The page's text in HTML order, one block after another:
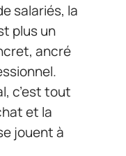
salariés, la
plus un
ancré
c’est tout
et la
jouent à